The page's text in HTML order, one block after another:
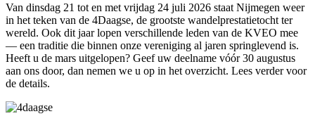
Van dinsdag 21 tot en met vrijdag 24 juli 2026 staat Nijmegen weer
in het teken van de 4Daagse, de grootste wandelprestatietocht ter
wereld. Ook dit jaar lopen verschillende leden van de KVEO mee
— een traditie die binnen onze vereniging al jaren springlevend is.
Heeft u de mars uitgelopen? Geef uw deelname vóór 30 augustus
aan ons door, dan nemen we u op in het overzicht. Lees verder voor
de details.